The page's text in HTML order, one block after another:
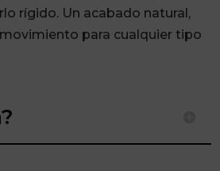
rígido. Un acabado natural,
para cualquier tipo